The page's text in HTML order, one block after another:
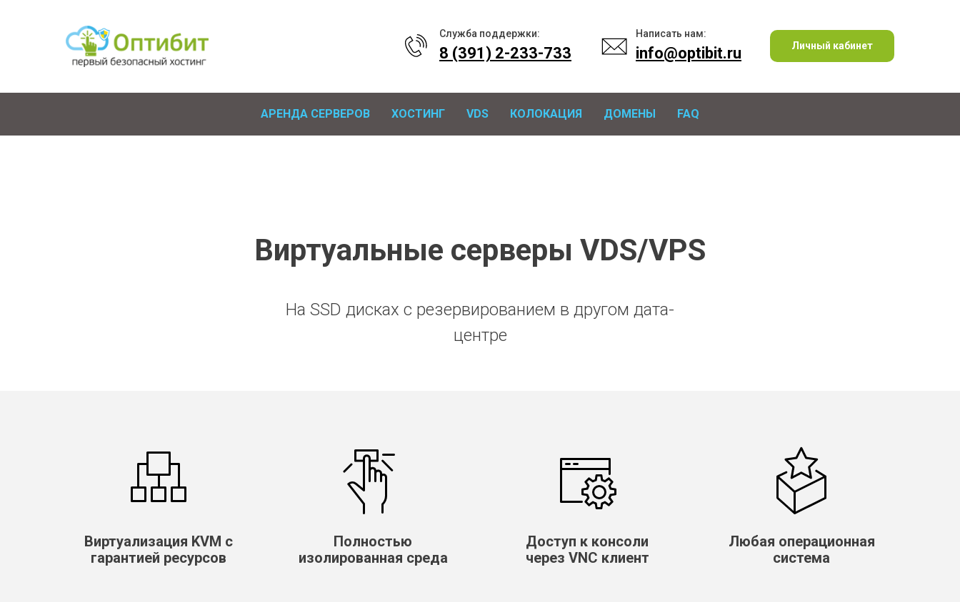
Служба поддержки:
8 (391) 2-233-733
Написать нам:
info@optibit.ru Личный кабинет
АРЕНДА СЕРВЕРОВ ХОСТИНГ VDS КОЛОКАЦИЯ ДОМЕНЫ FAQ
Виртуальные серверы VDS/VPS
На SSD дисках с резервированием в другом дата-
центре
Виртуализация KVM с
гарантией ресурсов
Полностью
изолированная среда
Доступ к консоли
через VNC клиент
Любая операционная
система